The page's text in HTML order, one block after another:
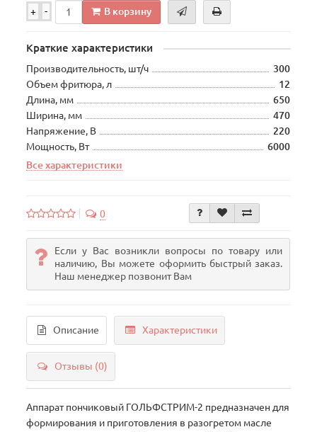
+ - В корзину
Краткие характеристики
Производительность, шт/ч
300
Объем фритюра, л
12
Длина, мм
650
Ширина, мм
470
Напряжение, В
220
Мощность, Вт
6000
Все характеристики
0
Если у Вас возникли вопросы по товару или
наличию, Вы можете оформить быстрый заказ.
Наш менеджер позвонит Вам
Описание Характеристики
Отзывы (0)
Аппарат пончиковый ГОЛЬФСТРИМ-2 предназначен для
формирования и приготовления в разогретом масле